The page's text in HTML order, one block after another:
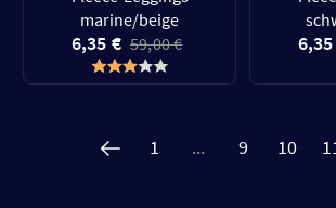
marine/beige
6,35 € 59,00 €
1 ... 9 10